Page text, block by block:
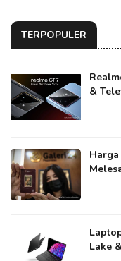
TERPOPULER
&
Harga
Lake